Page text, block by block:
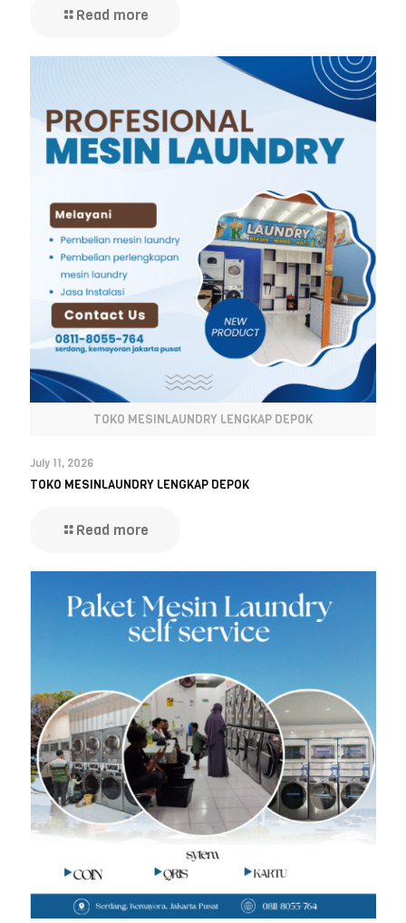
Read more
TOKO MESINLAUNDRY LENGKAP DEPOK
July 11, 2026
TOKO MESINLAUNDRY LENGKAP DEPOK
Read more